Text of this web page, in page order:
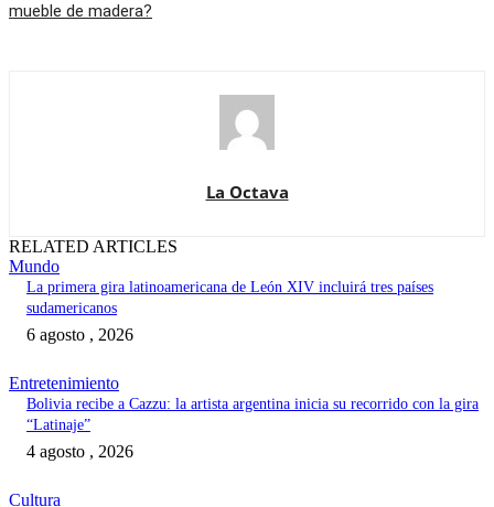
mueble de madera?
La Octava
RELATED ARTICLES
Mundo
La primera gira latinoamericana de León XIV incluirá tres países
sudamericanos
6 agosto , 2026
Entretenimiento
Bolivia recibe a Cazzu: la artista argentina inicia su recorrido con la gira
“Latinaje”
4 agosto , 2026
Cultura